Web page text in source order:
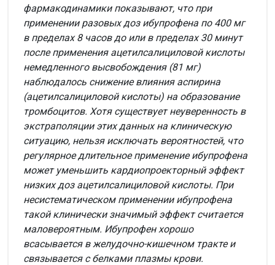
фармакодинамики показывают, что при
применении разовых доз ибупрофена по 400 мг
в пределах 8 часов до или в пределах 30 минут
после применения ацетилсалициловой кислоты
немедленного высвобождения (81 мг)
наблюдалось снижение влияния аспирина
(ацетилсалициловой кислоты) на образование
тромбоцитов. Хотя существует неуверенность в
экстраполяции этих данных на клиническую
ситуацию, нельзя исключать вероятностей, что
регулярное длительное применение ибупрофена
может уменьшить кардиопроекторный эффект
низких доз ацетилсалициловой кислоты. При
несистематическом применении ибупрофена
такой клинически значимый эффект считается
маловероятным. Ибупрофен хорошо
всасывается в желудочно-кишечном тракте и
связывается с белками плазмы крови.